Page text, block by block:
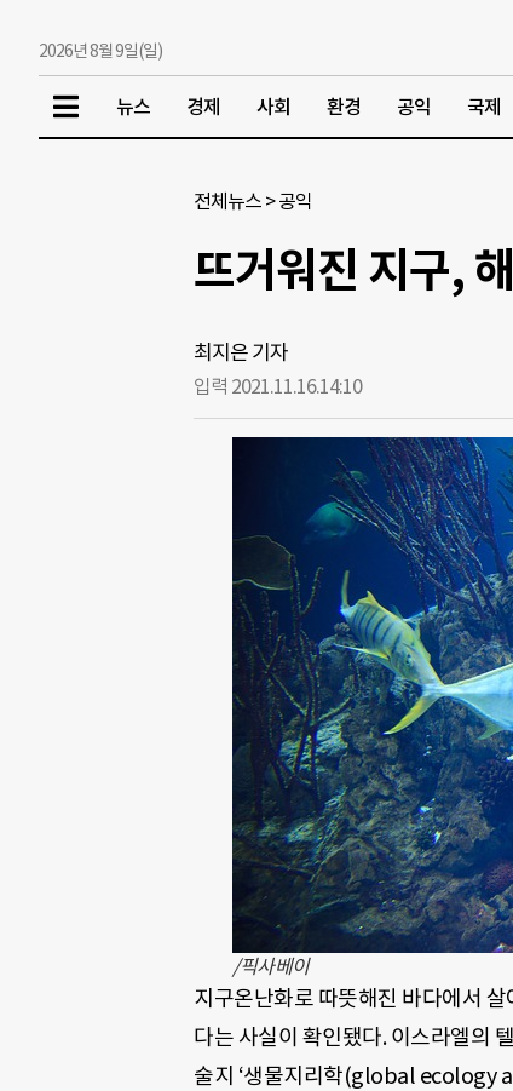
2026년 8월 9일(일)
뉴스 경제 사회 환경 공익 국제
전체뉴스 >공익
뜨거워진 지구,
최지은 기자
입력 2021.11.16.14:10
/픽사베이
지구온난화로 따뜻해진 바다에서
다는 사실이 확인됐다. 이스라엘의
술지 ‘생물지리학(global ecology